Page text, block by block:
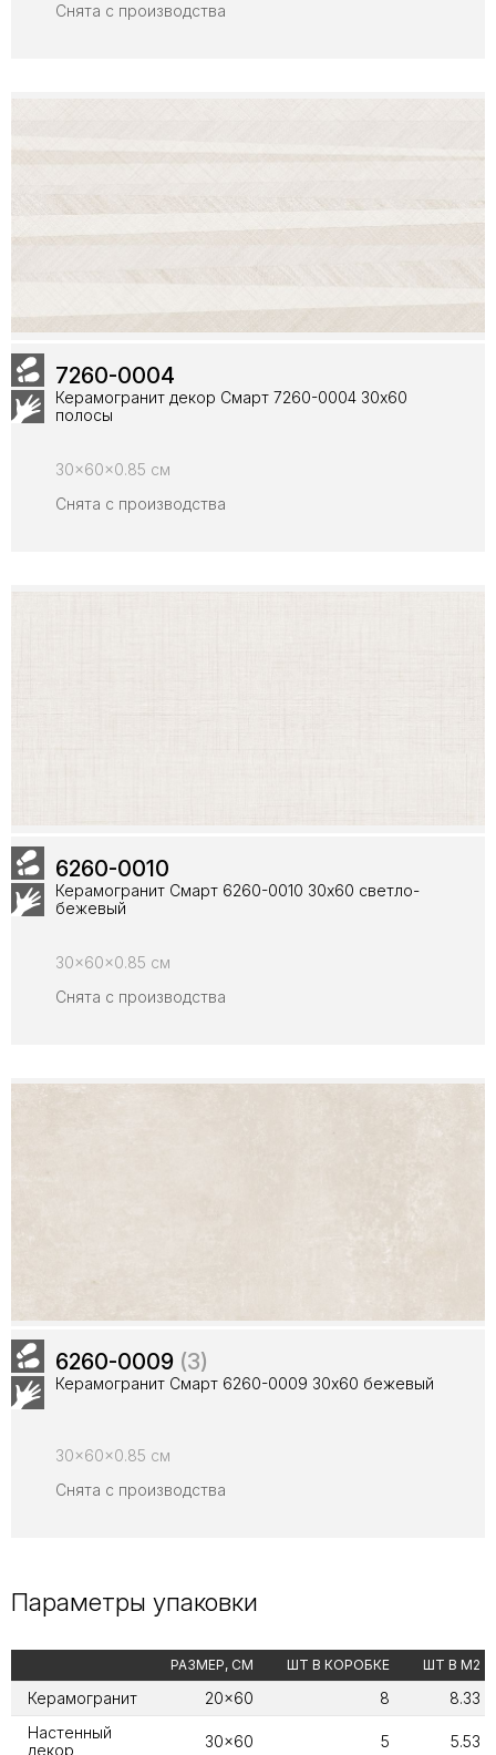
Снята с производства
7260-0004
Керамогранит декор Смарт 7260-0004 30x60
полосы
30x60x0.85 см
Снята с производства
6260-0010
Керамогранит Смарт 6260-0010 30x60 светло-
бежевый
30x60x0.85 см
Снята с производства
6260-0009 (3)
Керамогранит Смарт 6260-0009 30x60 бежевый
30x60x0.85 см
Снята с производства
Параметры упаковки
РАЗМЕР, СМ ШТ В КОРОБКЕ ШТ В М2
Керамогранит 20x60 8
8.33
Настенный
декор
30x60 5 5.53